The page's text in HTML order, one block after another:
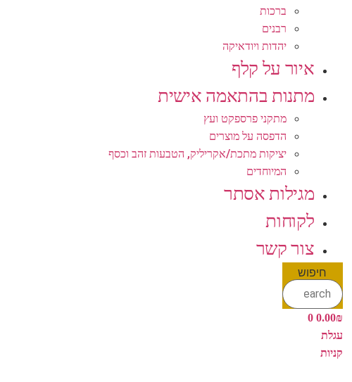
ברכות
רבנים
יהדות ויודאיקה
איור על קלף
מתנות בהתאמה אישית
מתקני פרספקט ועץ
הדפסה על מוצרים
יציקות מתכת/אקריליק, הטבעות זהב וכסף
המיוחדים
מגילות אסתר
לקוחות
צור קשר
חיפוש
0.00₪
0
עגלת
קניות